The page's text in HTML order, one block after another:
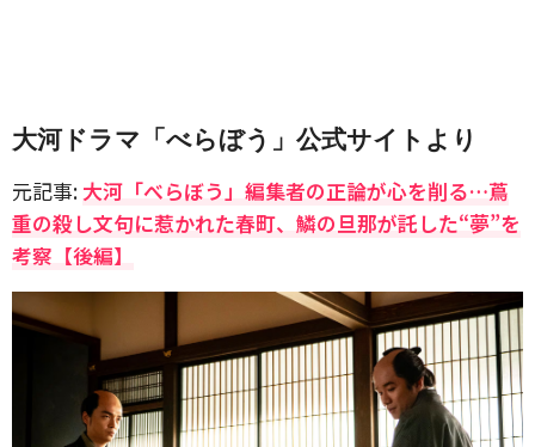
大河ドラマ「べらぼう」公式サイトより
元記事:大河「べらぼう」編集者の正論が心を削る…蔦
重の殺し文句に惹かれた春町、鱗の旦那が託した“夢”を
考察【後編】